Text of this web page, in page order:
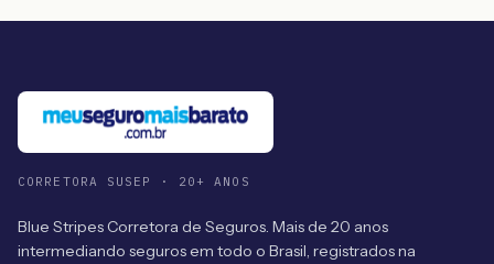
CORRETORA SUSEP · 20+ ANOS
Blue Stripes Corretora de Seguros. Mais de 20 anos
intermediando seguros em todo o Brasil, registrados na